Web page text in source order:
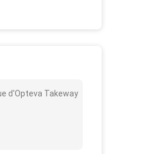
d'Opteva Takeway